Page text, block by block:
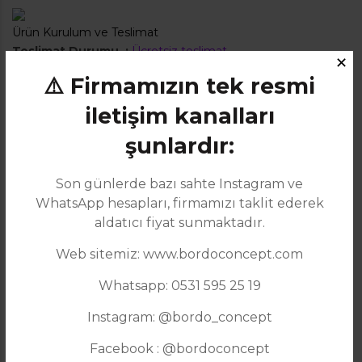
Ürün Kurulum ve Teslimat
Teslimat Durumu : Ücretsiz teslimat
Ürün veya farklı bir konuda bilgi almak için,Whatsapp destek hattı ile
Ücretsiz teslimat
✕
⚠️ Firmamızın tek resmi
iletişim kanalları
şunlardır:
Son günlerde bazı sahte Instagram ve
WhatsApp hesapları, firmamızı taklit ederek
aldatıcı fiyat sunmaktadır.
Web sitemiz: www.bordoconcept.com
Whatsapp: 0531 595 25 19
Instagram: @bordo_concept
Facebook : @bordoconcept